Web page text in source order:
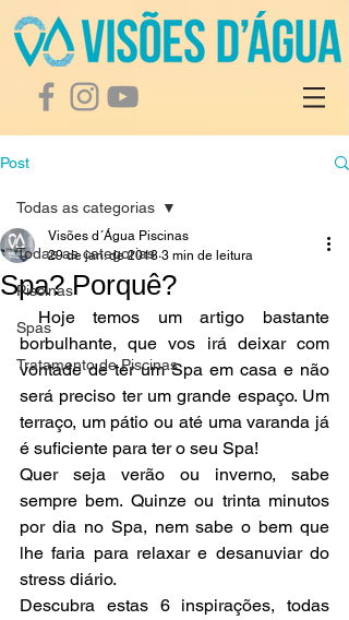
Post
Todas as categorias
Piscinas
Spas
Tratamento de Piscinas
Todas as categorias
Spa? Porquê?
Visões d´Água Piscinas
29 de jan. de 2018 3 min de leitura
Hoje temos um artigo bastante
borbulhante, que vos irá deixar com
vontade de ter um Spa em casa e não
será preciso ter um grande espaço. Um
terraço, um pátio ou até uma varanda já
é suficiente para ter o seu Spa!
Quer seja verão ou inverno, sabe
sempre bem. Quinze ou trinta minutos
por dia no Spa, nem sabe o bem que
lhe faria para relaxar e desanuviar do
stress diário.
Descubra estas 6 inspirações, todas